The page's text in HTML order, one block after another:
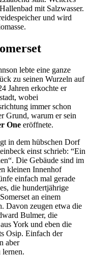
mit Salzwasser.
und wird
lebte eine ganze
zu seinen Wurzeln auf
Jahren erkochte er
wobei
immer schon
Grund, warum er sein
One eröffnete.
in dem hübschen Dorf
einst schrieb: “Ein
Die Gebäude sind im
kleinen Innenhof
einfach mal gerade
die hundertjährige
an einem
Davon zeugen etwa die
Bulmer, die
York und eben die
Osip. Einfach der
aber